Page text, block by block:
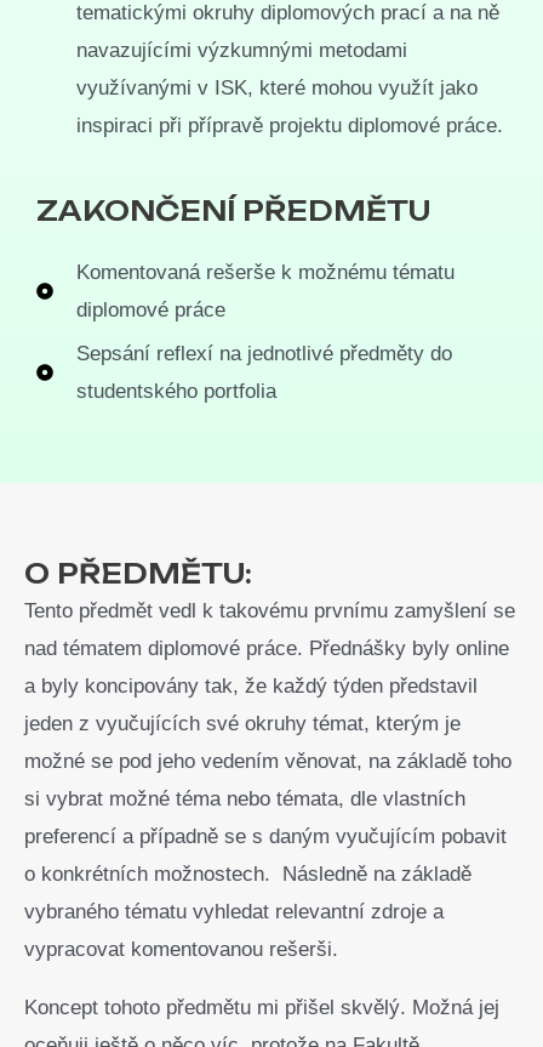
tematickými okruhy diplomových prací a na ně
navazujícími výzkumnými metodami
využívanými v ISK, které mohou využít jako
inspiraci při přípravě projektu diplomové práce.
ZAKONČENÍ PŘEDMĚTU
Komentovaná rešerše k možnému tématu
diplomové práce
Sepsání reflexí na jednotlivé předměty do
studentského portfolia
O PŘEDMĚTU:
Tento předmět vedl k takovému prvnímu zamyšlení se
nad tématem diplomové práce. Přednášky byly online
a byly koncipovány tak, že každý týden představil
jeden z vyučujících své okruhy témat, kterým je
možné se pod jeho vedením věnovat, na základě toho
si vybrat možné téma nebo témata, dle vlastních
preferencí a případně se s daným vyučujícím pobavit
o konkrétních možnostech. Následně na základě
vybraného tématu vyhledat relevantní zdroje a
vypracovat komentovanou rešerši.
Koncept tohoto předmětu mi přišel skvělý. Možná jej